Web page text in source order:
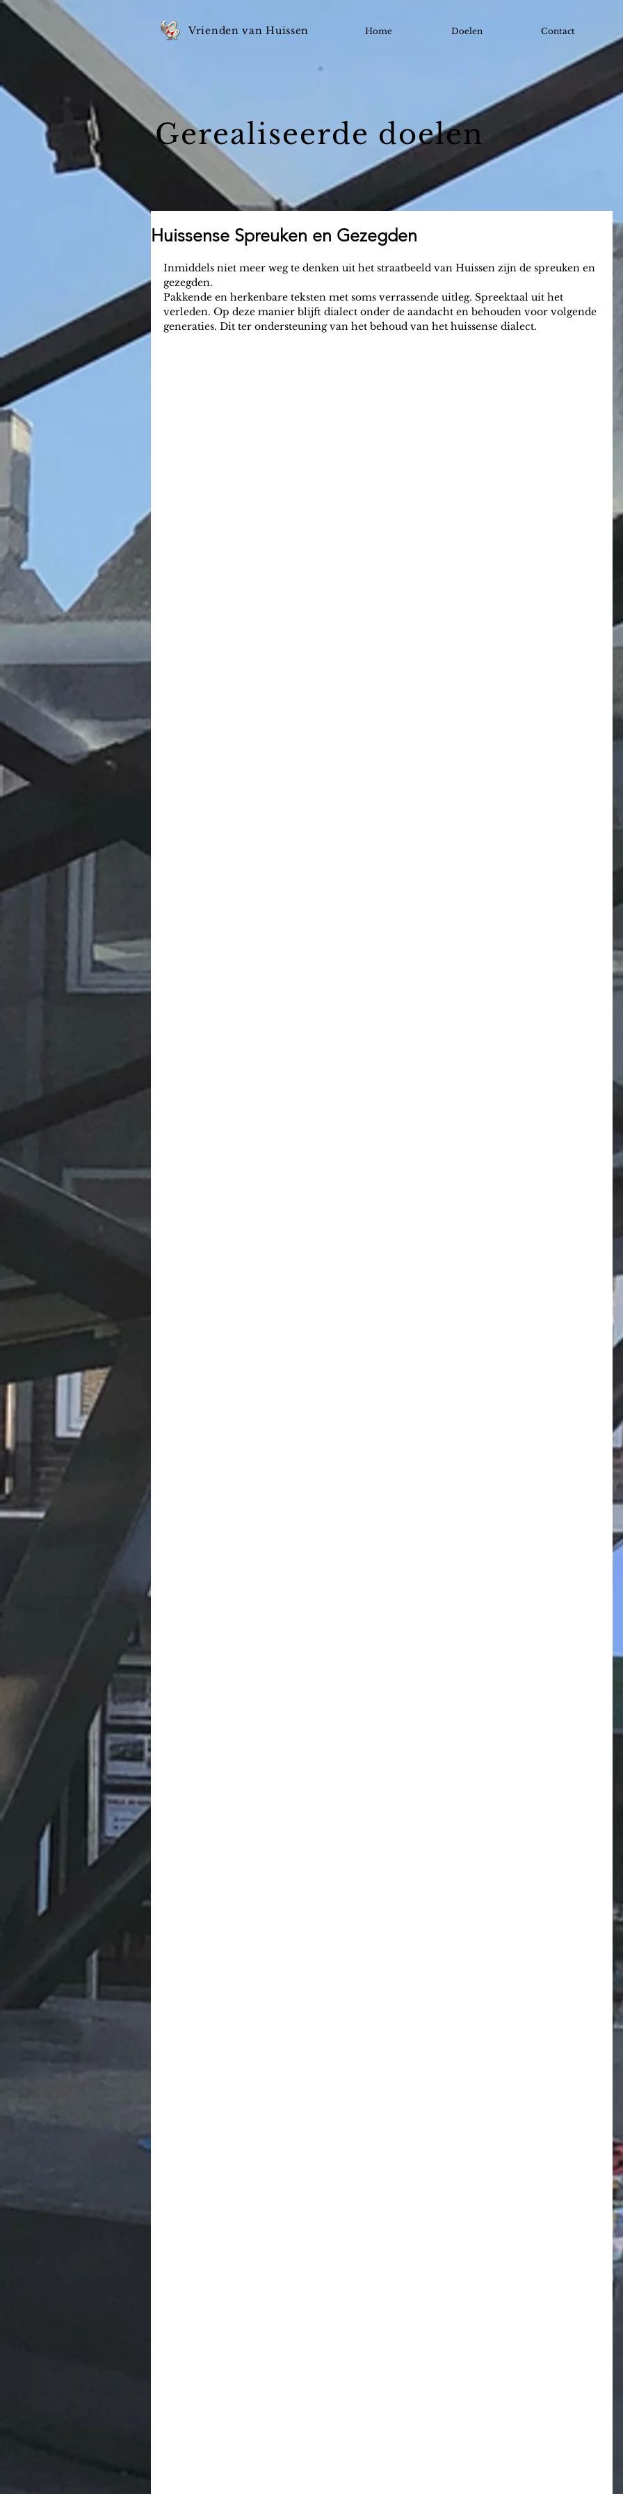
Vrienden van Huissen Home Doelen Contact
Gerealiseerde doelen
Huissense Spreuken en Gezegden
Inmiddels niet meer weg te denken uit het straatbeeld van Huissen zijn de spreuken en
gezegden.
Pakkende en herkenbare teksten met soms verrassende uitleg. Spreektaal uit het
verleden. Op deze manier blijft dialect onder de aandacht en behouden voor volgende
generaties. Dit ter ondersteuning van het behoud van het huissense dialect.